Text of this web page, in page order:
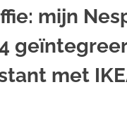
mijn
met